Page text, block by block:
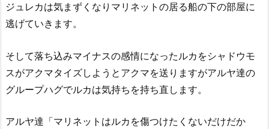
ジュレカは気まずくなりマリネットの居る船の下の部屋に
逃げていきます。
そして落ち込みマイナスの感情になったルカをシャドウモ
スがアクマタイズしようとアクマを送りますがアルヤ達の
グループハグでルカは気持ちを持ち直します。
アルヤ達「マリネットはルカを傷つけたくないだけだか